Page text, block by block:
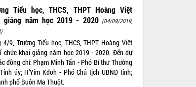
Tiểu học, THCS, THPT Hoàng Việt
giảng năm học 2019 - 2020 (04/09/2019,
4/9, Trường Tiểu học, THCS, THPT Hoàng Việt
chức khai giảng năm học 2019 - 2020. Đến dự
đồng chí: Phạm Minh Tấn - Phó Bí thư Thường
ủy; H’Yim Kđoh - Phó Chủ tịch UBND tỉnh;
phố Buôn Ma Thuột.